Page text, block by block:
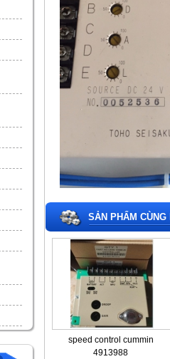
SẢN PHẨM CÙNG
speed control cummin
4913988